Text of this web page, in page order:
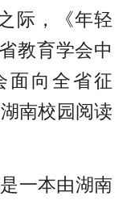
际，《年轻
教育学会中
面向全省征
南校园阅读
是一本由湖南